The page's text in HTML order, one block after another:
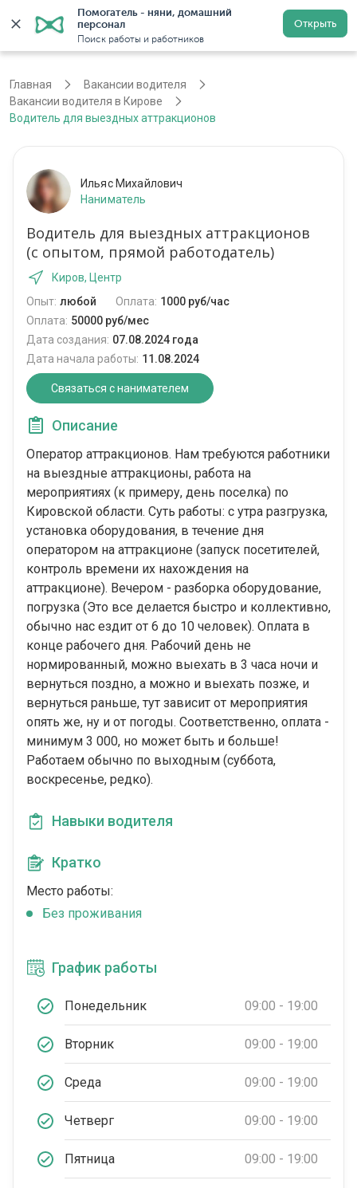
Помогатель - няни, домашний
персонал
Поиск работы и работников
Открыть
Регистрация
Главная
Вакансии водителя
Вакансии водителя в Кирове
Водитель для выездных аттракционов
Ильяс Михайлович
Наниматель
Водитель для выездных аттракционов
(с опытом, прямой работодатель)
Киров, Центр
Опыт: любой Оплата: 1000 руб/час
Оплата: 50000 руб/мес
Дата создания: 07.08.2024 года
Дата начала работы: 11.08.2024
Связаться с нанимателем
Описание
Оператор аттракционов. Нам требуются работники
на выездные аттракционы, работа на
мероприятиях (к примеру, день поселка) по
Кировской области. Суть работы: с утра разгрузка,
установка оборудования, в течение дня
оператором на аттракционе (запуск посетителей,
контроль времени их нахождения на
аттракционе). Вечером - разборка оборудование,
погрузка (Это все делается быстро и коллективно,
обычно нас ездит от 6 до 10 человек). Оплата в
конце рабочего дня. Рабочий день не
нормированный, можно выехать в 3 часа ночи и
вернуться поздно, а можно и выехать позже, и
вернуться раньше, тут зависит от мероприятия
опять же, ну и от погоды. Соответственно, оплата -
минимум 3 000, но может быть и больше!
Работаем обычно по выходным (суббота,
воскресенье, редко).
Навыки водителя
Кратко
Место работы:
Без проживания
График работы
Понедельник 09:00 - 19:00
Вторник 09:00 - 19:00
Среда 09:00 - 19:00
Четверг 09:00 - 19:00
Пятница 09:00 - 19:00